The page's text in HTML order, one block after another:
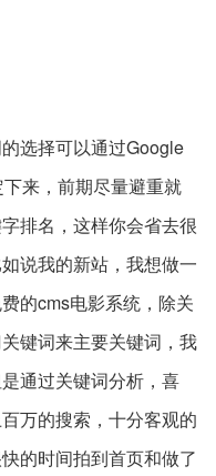
选择可以通过Google
来，前期尽量避重就
排名，这样你会省去很
说我的新站，我想做一
的cms电影系统，除关
键词来主要关键词，我
通过关键词分析，喜
万的搜索，十分客观的
的时间拍到首页和做了